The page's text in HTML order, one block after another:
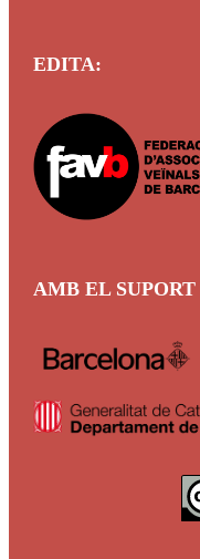
EDITA:
AMB EL SUPORT